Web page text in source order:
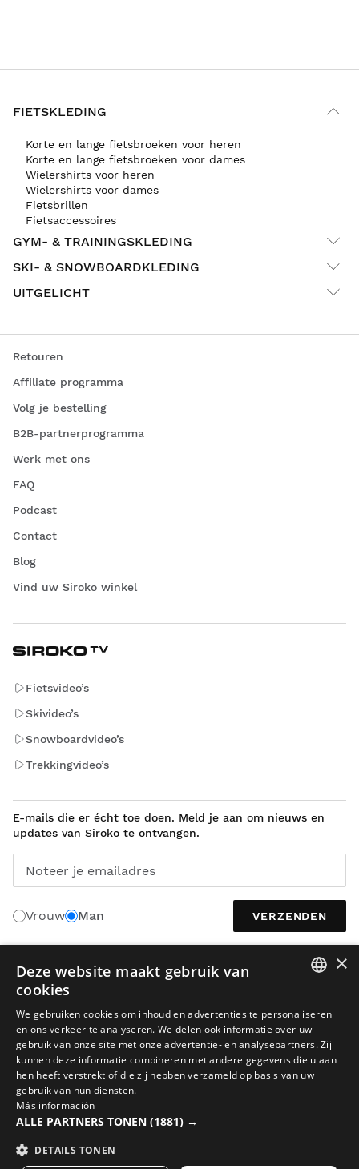
FIETSKLEDING
Korte en lange fietsbroeken voor heren
Korte en lange fietsbroeken voor dames
Wielershirts voor heren
Wielershirts voor dames
Fietsbrillen
Fietsaccessoires
GYM- & TRAININGSKLEDING
SKI- & SNOWBOARDKLEDING
UITGELICHT
Retouren
Affiliate programma
Volg je bestelling
B2B-partnerprogramma
Werk met ons
FAQ
Podcast
Contact
Blog
Vind uw Siroko winkel
Fietsvideo’s
Skivideo’s
Snowboardvideo’s
Trekkingvideo’s
E-mails die er écht toe doen. Meld je aan om nieuws en
updates van Siroko te ontvangen.
Noteer je emailadres
Vrouw Man VERZENDEN
Juridische kennisgeving Cookies
Sitemap
ENGLISH
GREEK
×
Deze website maakt gebruik van
cookies
We gebruiken cookies om inhoud en advertenties te personaliseren
en ons verkeer te analyseren. We delen ook informatie over uw
gebruik van onze site met onze advertentie- en analysepartners. Zij
kunnen deze informatie combineren met andere gegevens die u aan
hen heeft verstrekt of die zij hebben verzameld op basis van uw
gebruik van hun diensten.
Más información
ALLE PARTNERS TONEN (1881) →
DETAILS TONEN